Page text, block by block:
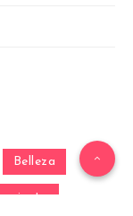
Belleza